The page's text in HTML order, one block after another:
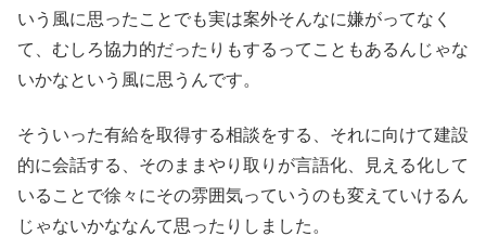
いう風に思ったことでも実は案外そんなに嫌がってなく
て、むしろ協力的だったりもするってこともあるんじゃな
いかなという風に思うんです。
そういった有給を取得する相談をする、それに向けて建設
的に会話する、そのままやり取りが言語化、見える化して
いることで徐々にその雰囲気っていうのも変えていけるん
じゃないかななんて思ったりしました。